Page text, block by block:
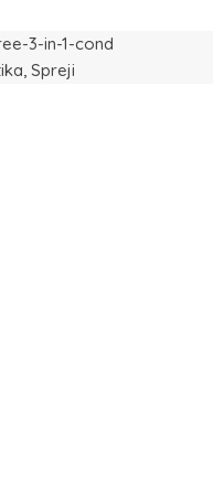
3-in-1-cond
, Spreji